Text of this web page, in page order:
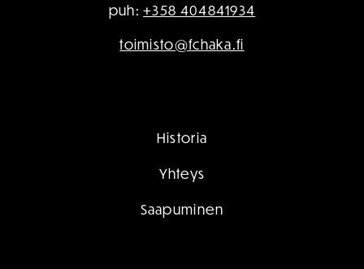
puh:+358 404841934
toimisto@fchaka.fi
Historia
Yhteys
Saapuminen